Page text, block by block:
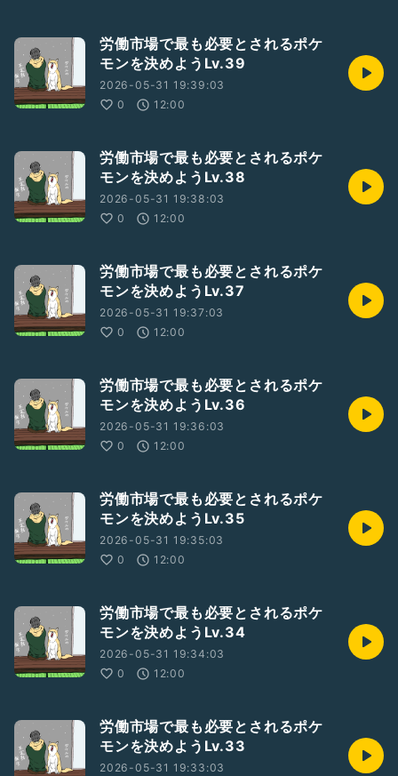
労働市場で最も必要とされるポケ
モンを決めようLv.39
2026-05-31 19:39:03
0
12:00
労働市場で最も必要とされるポケ
モンを決めようLv.38
2026-05-31 19:38:03
0
12:00
労働市場で最も必要とされるポケ
モンを決めようLv.37
2026-05-31 19:37:03
0
12:00
労働市場で最も必要とされるポケ
モンを決めようLv.36
2026-05-31 19:36:03
0
12:00
労働市場で最も必要とされるポケ
モンを決めようLv.35
2026-05-31 19:35:03
0
12:00
労働市場で最も必要とされるポケ
モンを決めようLv.34
2026-05-31 19:34:03
0
12:00
労働市場で最も必要とされるポケ
モンを決めようLv.33
2026-05-31 19:33:03